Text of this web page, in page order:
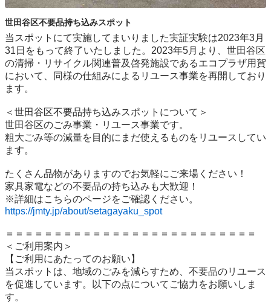
世田谷区不要品持ち込みスポット
当スポットにて実施してまいりました実証実験は2023年3月
31日をもって終了いたしました。2023年5月より、世田谷区
の清掃・リサイクル関連普及啓発施設であるエコプラザ用賀
において、同様の仕組みによるリユース事業を再開しており
ます。
＜世田谷区不要品持ち込みスポットについて＞
世⽥⾕区のごみ事業・リユース事業です。
粗⼤ごみ等の減量を⽬的にまだ使えるものをリユースしてい
ます。
たくさん品物がありますのでお気軽にご来場ください！
家具家電などの不要品の持ち込みも大歓迎！
https://jmty.jp/about/setagayaku_spot
＝＝＝＝＝＝＝＝＝＝＝＝＝＝＝＝＝＝＝＝＝＝＝＝＝＝
＜ご利用案内＞
【ご利用にあたってのお願い】
当スポットは、地域のごみを減らすため、不要品のリユース
を促進しています。以下の点についてご協力をお願いしま
す。